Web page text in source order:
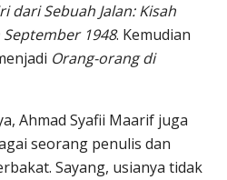
dari Sebuah Jalan: Kisah
1948. Kemudian
Orang-orang di
Ahmad Syafii Maarif juga
seorang penulis dan
Sayang, usianya tidak